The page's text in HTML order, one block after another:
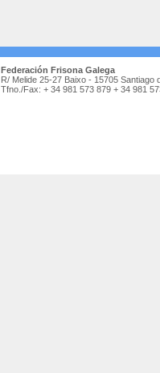
Federación Frisona Galega
R/ Melide 25-27 Baixo - 15705 Santiago
Tfno./Fax: + 34 981 573 879 + 34 981